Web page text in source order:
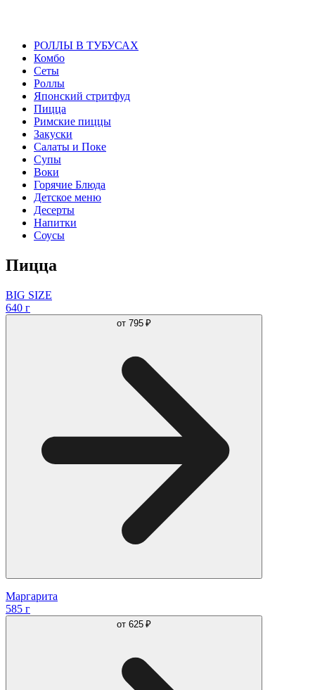
РОЛЛЫ В ТУБУСАХ
Комбо
Сеты
Роллы
Японский стритфуд
Пицца
Римские пиццы
Закуски
Салаты и Поке
Супы
Воки
Горячие Блюда
Детское меню
Десерты
Напитки
Соусы
Пицца
BIG SIZE
640 г
от 795 ₽
Маргарита
585 г
от 625 ₽